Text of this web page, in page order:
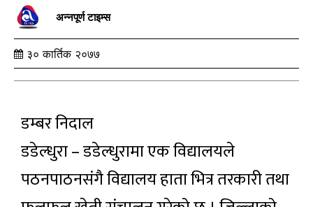
अन्नपूर्ण टाइम्स
३० कार्तिक २०७७
डम्बर निदाल
डडेल्धुरा – डडेल्धुरामा एक विद्यालयले
पठनपाठनसंगै विद्यालय हाता भित्र तरकारी तथा